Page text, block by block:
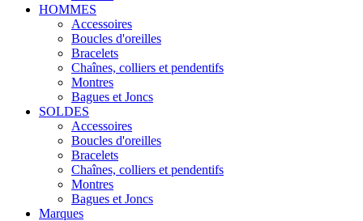
HOMMES
Accessoires
Boucles d'oreilles
Bracelets
Chaînes, colliers et pendentifs
Montres
Bagues et Joncs
SOLDES
Accessoires
Boucles d'oreilles
Bracelets
Chaînes, colliers et pendentifs
Montres
Bagues et Joncs
Marques